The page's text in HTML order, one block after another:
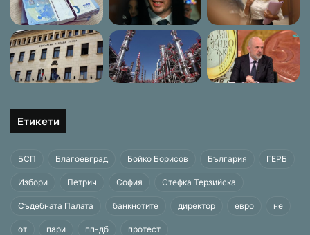
Етикети
БСП Благоевград Бойко Борисов България ГЕРБ
Избори Петрич София Стефка Терзийска
Съдебната Палата банкнотите директор евро не
от пари пп-дб протест